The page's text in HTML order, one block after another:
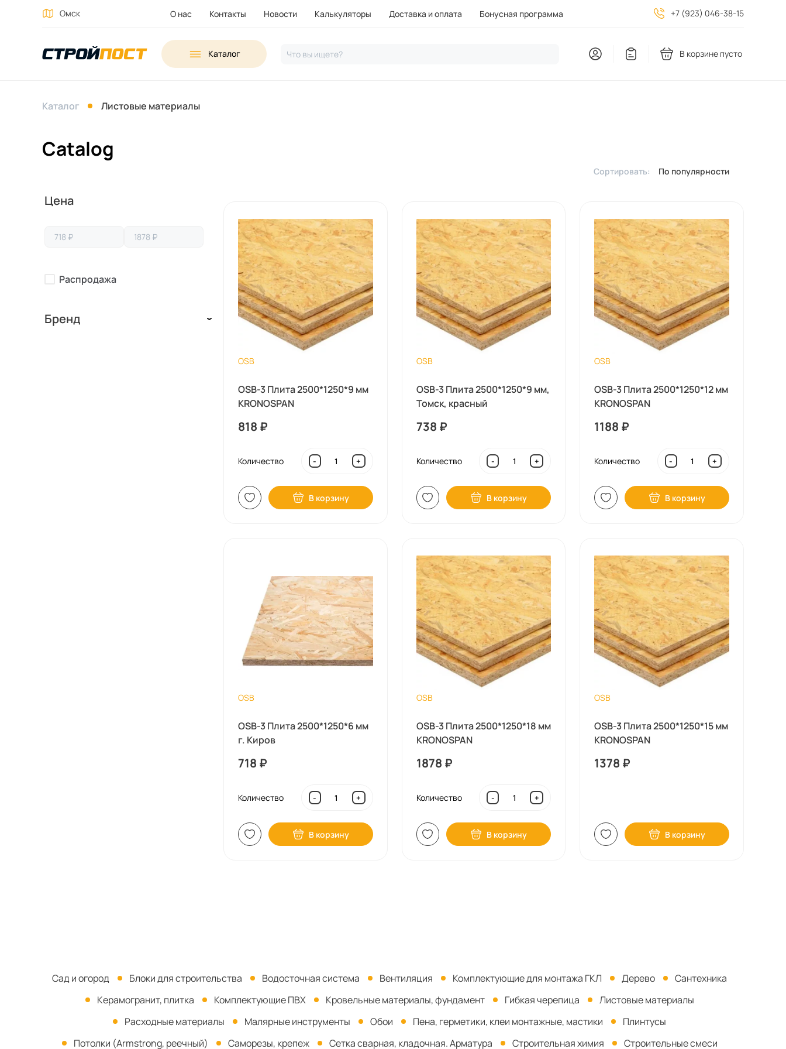
Каталог Что вы ищете? В корзине пусто
Омск О нас Контакты Новости Калькуляторы Доставка и оплата Бонусная программа +7 (923) 046-38-15
Каталог Листовые материалы
Catalog
Сортировать: По популярности
Выберите
параметры
Цена
Распродажа
Бренд
OSB
OSB-3 Плита 2500*1250*9 мм
KRONOSPAN
818 ₽
Количество - +
В корзину
OSB
OSB-3 Плита 2500*1250*9 мм,
Томск, красный
738 ₽
Количество - +
В корзину
OSB
OSB-3 Плита 2500*1250*12 мм
KRONOSPAN
1188 ₽
Количество - +
В корзину
OSB
OSB-3 Плита 2500*1250*6 мм
г. Киров
718 ₽
Количество - +
В корзину
OSB
OSB-3 Плита 2500*1250*18 мм
KRONOSPAN
1878 ₽
Количество - +
В корзину
OSB
OSB-3 Плита 2500*1250*15 мм
KRONOSPAN
1378 ₽
В корзину
Сад и огород Блоки для строительства Водосточная система Вентиляция Комплектующие для монтажа ГКЛ Дерево
Сантехника
Керамогранит, плитка
Комплектующие ПВХ Кровельные материалы, фундамент Гибкая черепица
Листовые материалы
Расходные материалы
Малярные инструменты Обои Пена, герметики, клеи монтажные, мастики
Плинтусы
Потолки (Armstrong, реечный)
Саморезы, крепеж Сетка сварная, кладочная. Арматура Строительная химия Строительные смеси